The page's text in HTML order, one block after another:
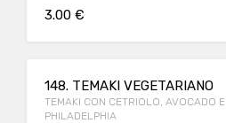
3.00 €
148. TEMAKI VEGETARIANO
TEMAKI CON CETRIOLO, AVOCADO E
PHILADELPHIA